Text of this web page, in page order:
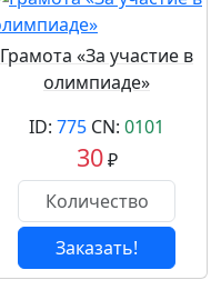
Грамота «За участие в
олимпиаде»
ID: 775 CN: 0101
30₽
Заказать!